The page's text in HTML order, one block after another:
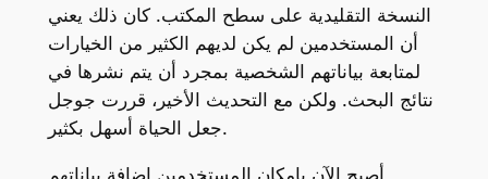
النسخة التقليدية على سطح المكتب. كان ذلك يعني
أن المستخدمين لم يكن لديهم الكثير من الخيارات
لمتابعة بياناتهم الشخصية بمجرد أن يتم نشرها في
نتائج البحث. ولكن مع التحديث الأخير، قررت جوجل
جعل الحياة أسهل بكثير.
أصبح الآن بإمكان المستخدمين إضافة بياناتهم